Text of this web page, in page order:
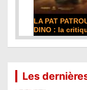
DE LA
film
Les